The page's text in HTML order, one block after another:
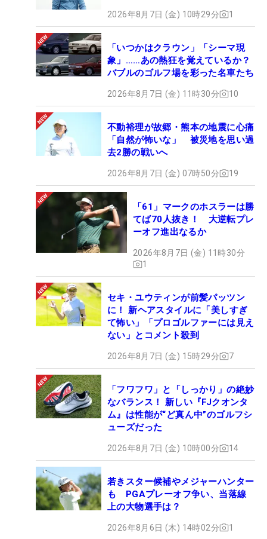
2026年8月7日 (金) 10時29分 1
「いつかはクラウン」「シーマ現
象」……あの熱狂を覚えているか？
バブルのゴルフ場を彩った名車たち
2026年8月7日 (金) 11時30分 10
不動裕理が故郷・熊本の地震に心痛
「自然が怖いな」 被災地を思い過
去2勝の戦いへ
2026年8月7日 (金) 07時50分 19
「61」マークのホスラーは勝
てば70人抜き！ 大逆転プレ
ーオフ進出なるか
2026年8月7日 (金) 11時30分
1
セキ・ユウティンが前髪パッツン
に！ 新ヘアスタイルに「美しすぎ
て怖い」「プロゴルファーには見え
ない」とコメント殺到
2026年8月7日 (金) 15時29分 7
「フワフワ」と「しっかり」の絶妙
なバランス！ 新しい『FJクオンタ
ム』は性能が“ど真ん中”のゴルフシ
ューズだった
2026年8月7日 (金) 10時00分 14
若きスター候補やメジャーハンター
も PGAプレーオフ争い、当落線
上の大物選手は？
2026年8月6日 (木) 14時02分 1